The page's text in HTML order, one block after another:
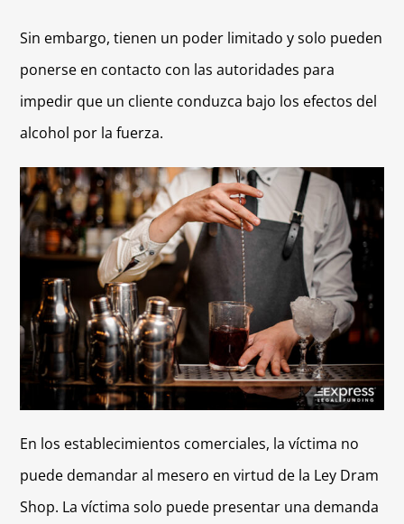
Sin embargo, tienen un poder limitado y solo pueden
ponerse en contacto con las autoridades para
impedir que un cliente conduzca bajo los efectos del
alcohol por la fuerza.
En los establecimientos comerciales, la víctima no
puede demandar al mesero en virtud de la Ley Dram
Shop. La víctima solo puede presentar una demanda